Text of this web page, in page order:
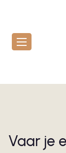
Vaar je